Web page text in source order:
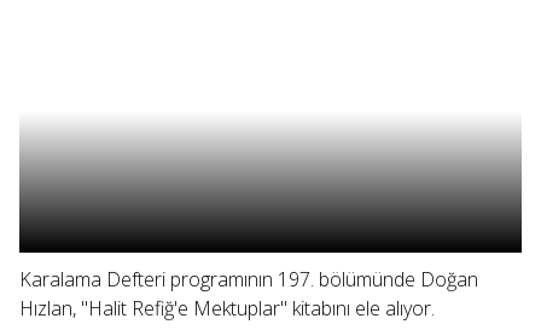
Karalama Defteri programının 197. bölümünde Doğan
Hızlan, "Halit Refiğ'e Mektuplar" kitabını ele alıyor.